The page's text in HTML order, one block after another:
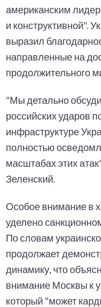
американским
и конструктивной".
выразил
направленные на
продолжительного
"Мы детально
российских ударов
инфраструктуре
полностью
масштабах этих
Зеленский.
Особое внимание в
уделено
По словам
продолжает
динамику, что
внимание Москвы к
который "может